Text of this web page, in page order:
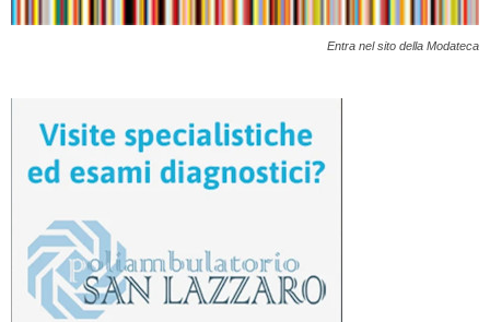
Entra nel sito della Modateca